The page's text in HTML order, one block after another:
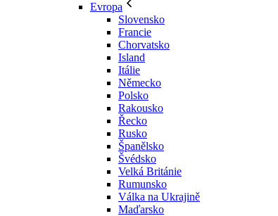
Evropa
Slovensko
Francie
Chorvatsko
Island
Itálie
Německo
Polsko
Rakousko
Řecko
Rusko
Španělsko
Švédsko
Velká Británie
Rumunsko
Válka na Ukrajině
Maďarsko